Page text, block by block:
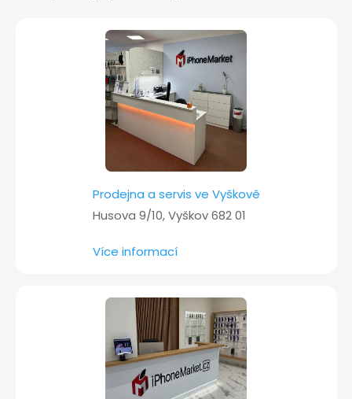
Prodejna a servis ve Vyškově
Husova 9/10, Vyškov 682 01
Více informací